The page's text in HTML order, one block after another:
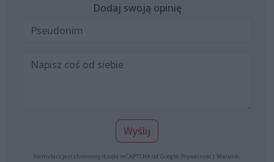
Dodaj swoją opinię
Wyślij
Formularz jest chroniony dzięki reCAPTCHA od Google: Prywatność | Warunki